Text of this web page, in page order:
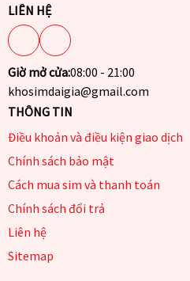
LIÊN HỆ
Giờ mở cửa:08:00 - 21:00
khosimdaigia@gmail.com
THÔNG TIN
Điều khoản và điều kiện giao dịch
Chính sách bảo mật
Cách mua sim và thanh toán
Chính sách đổi trả
Liên hệ
Sitemap